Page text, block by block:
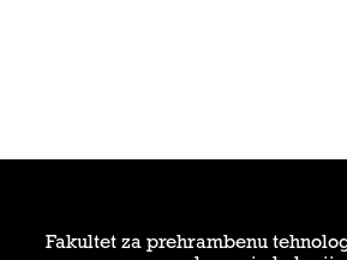
Fakultet za prehrambenu